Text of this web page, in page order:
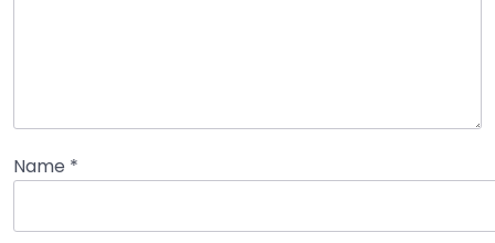
Name *